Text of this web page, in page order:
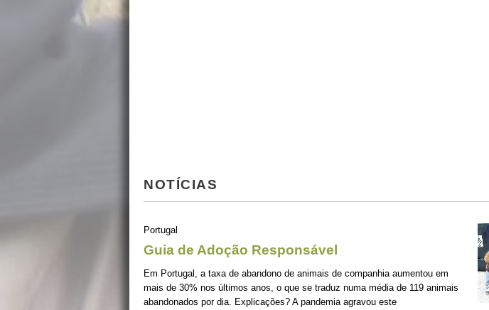
NOTÍCIAS
Portugal
Guia de Adoção Responsável
Em Portugal, a taxa de abandono de animais de companhia aumentou em
mais de 30% nos últimos anos, o que se traduz numa média de 119 animais
abandonados por dia. Explicações? A pandemia agravou este